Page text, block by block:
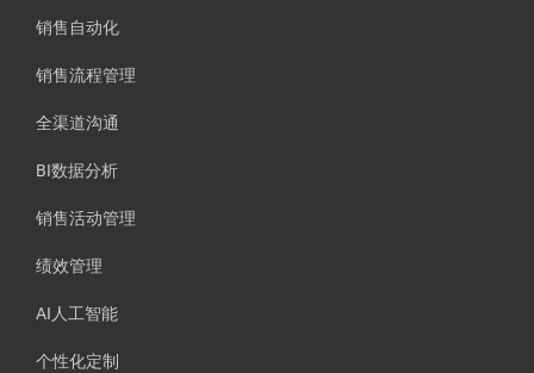
销售自动化
销售流程管理
全渠道沟通
BI数据分析
销售活动管理
绩效管理
AI人工智能
个性化定制